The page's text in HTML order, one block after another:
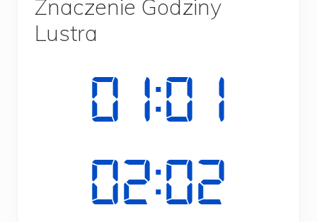
Znaczenie Godziny
Lustra